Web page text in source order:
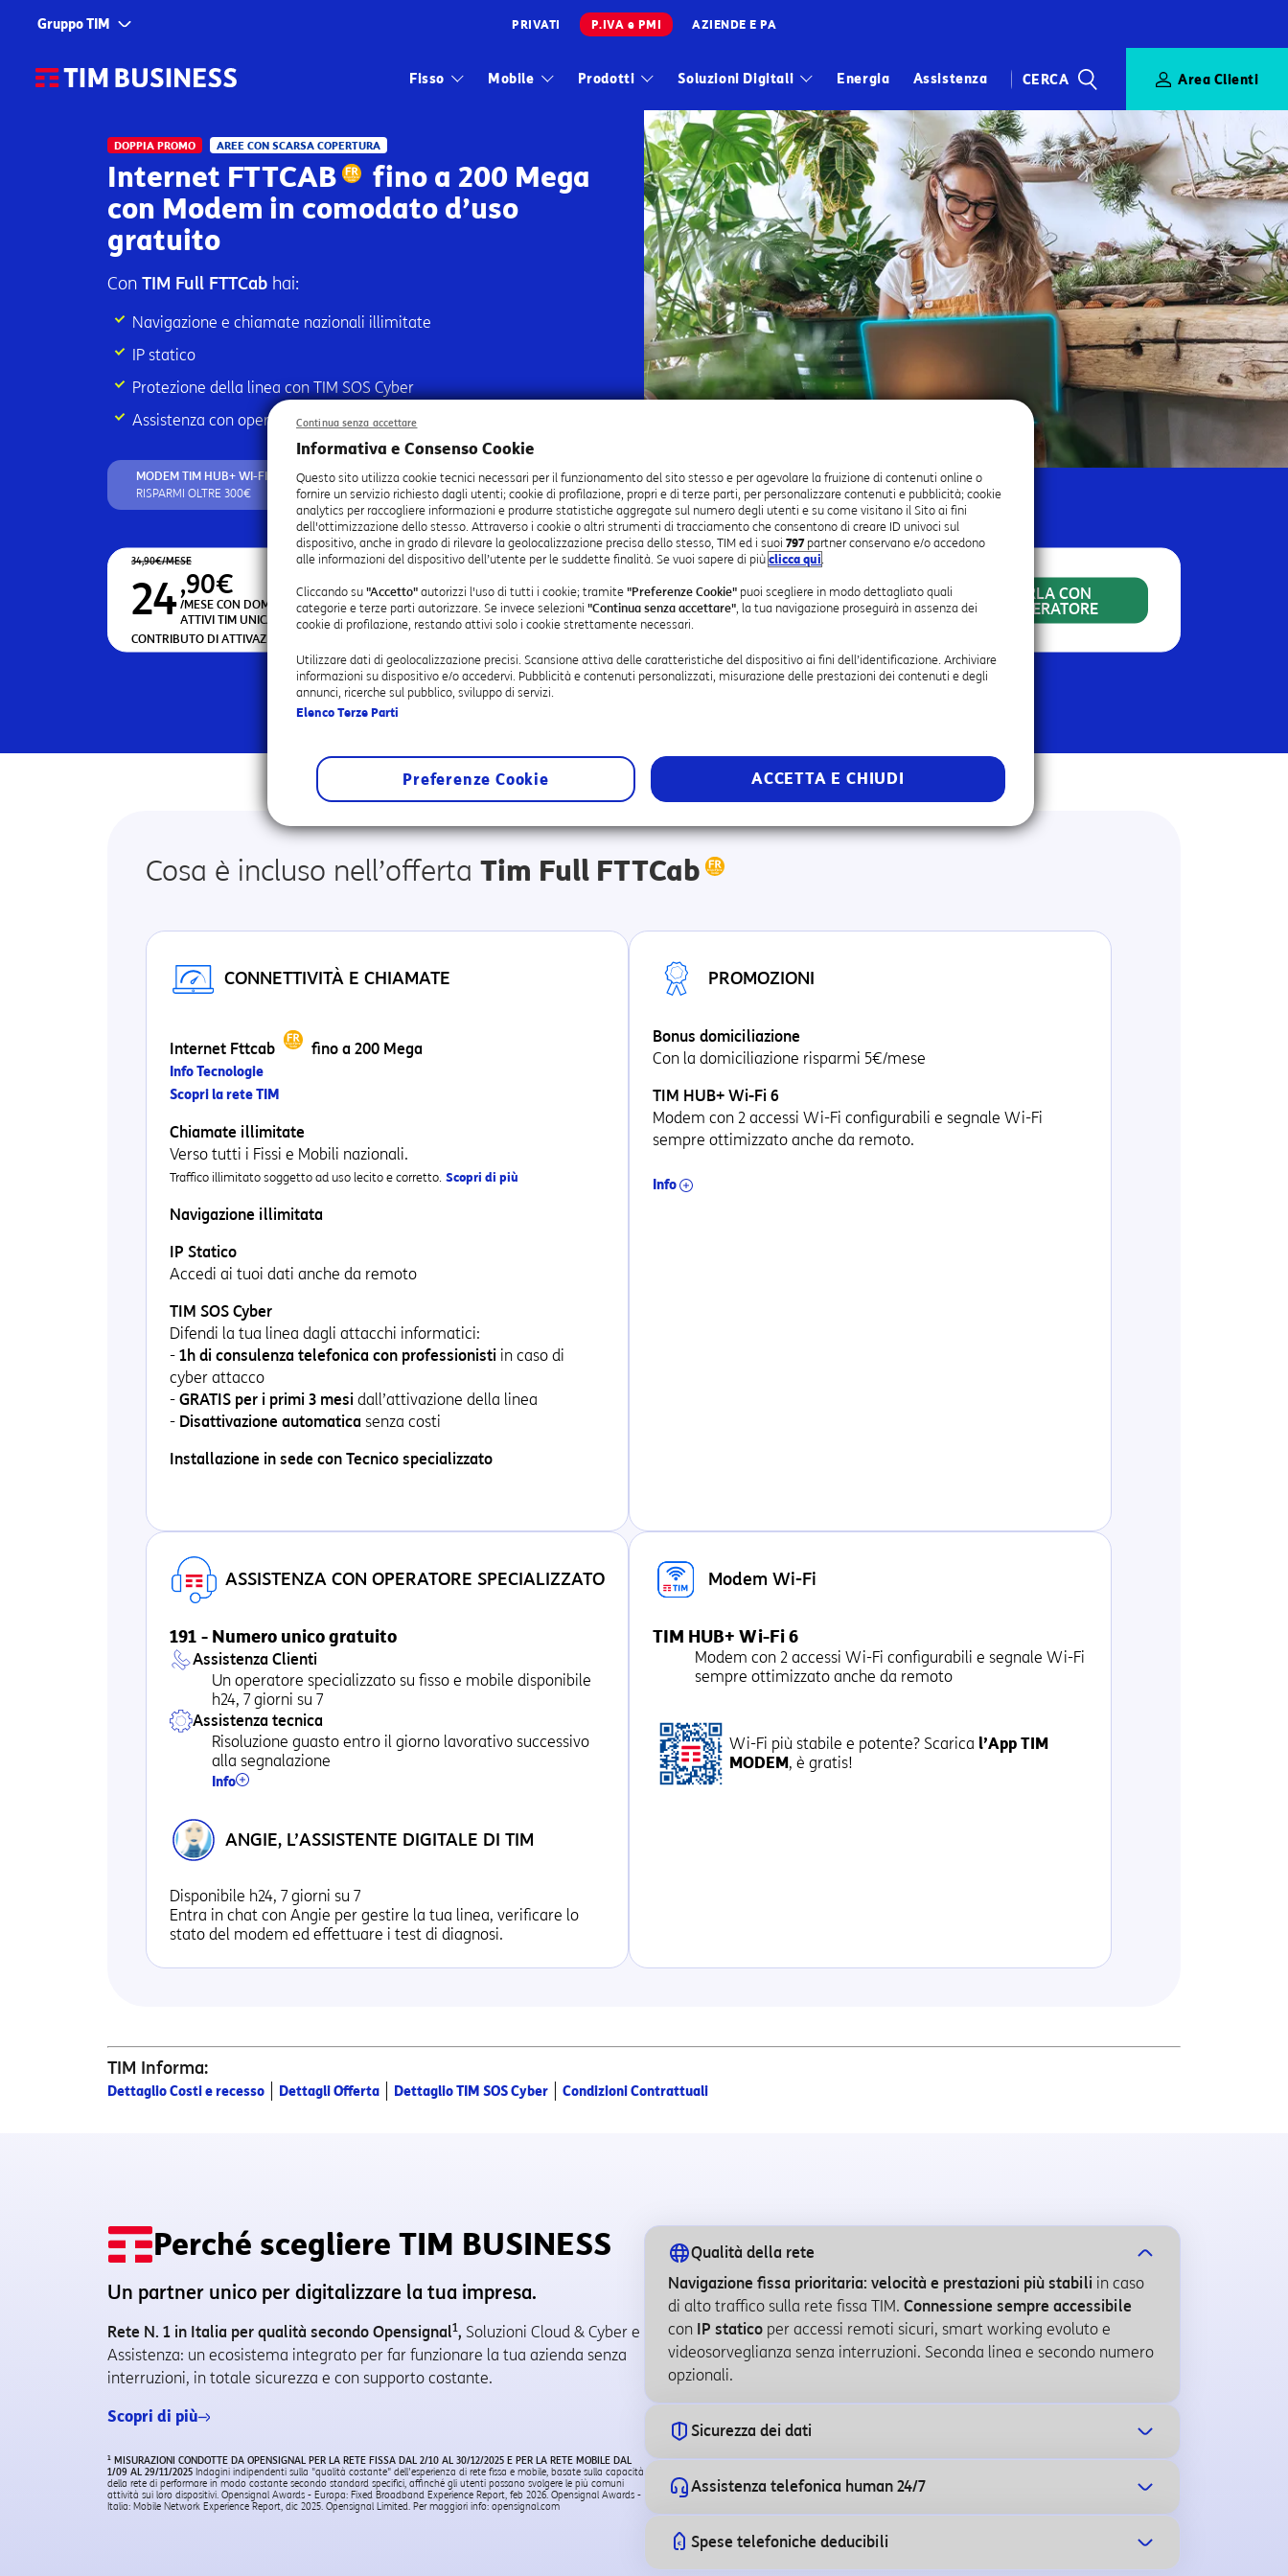
Gruppo TIM
Corporate
Fondazione TIM
Servizi
TIM Business
TIM Enterprise
PRIVATI P.IVA e PMI AZIENDE E PA
Fisso Mobile Prodotti Soluzioni Digitali Energia Assistenza CERCA Area Clienti
DOPPIA PROMO AREE CON SCARSA COPERTURA
Internet FTTCAB
fino a 200 Mega
con Modem in comodato d’uso
gratuito
Con TIM Full FTTCab hai:
Navigazione e chiamate nazionali illimitate
IP statico
Protezione della linea con TIM SOS Cyber
Assistenza con operatore specializzato
MODEM TIM HUB+ WI-FI 6 INCLUSO
RISPARMI OLTRE 300€
34,90€/MESE
24,90€
/MESE CON DOMICILIAZIONEE SE SEI CLIENTE MOBILE E ATTIVI TIM UNICA BUSINESS.E SE SEI CLIENTE MOBILE E
ATTIVI TIM UNICA BUSINESS.
CONTRIBUTO DI ATTIVAZIONE 5€/MESE PER 24 MESI (TOTALE 120€)
ACQUISTA
PARLA CON
L'OPERATORE
L’offerta può essere soggetta a limitazioni tecniche di velocità e geografiche. Verifica prima la copertura.
Cosa è incluso nell’offerta Tim Full FTTCab
CONNETTIVITÀ E CHIAMATE
Internet Fttcab fino a 200 Mega
Info Tecnologie
Scopri la rete TIM
Chiamate illimitate
Verso tutti i Fissi e Mobili nazionali.
Traffico illimitato soggetto ad uso lecito e corretto. Scopri di più
Navigazione illimitata
IP Statico
Accedi ai tuoi dati anche da remoto
TIM SOS Cyber
Difendi la tua linea dagli attacchi informatici:
- 1h di consulenza telefonica con professionisti in caso di
cyber attacco
- GRATIS per i primi 3 mesi dall’attivazione della linea
- Disattivazione automatica senza costi
Installazione in sede con Tecnico specializzato
PROMOZIONI
Bonus domiciliazione
Con la domiciliazione risparmi 5€/mese
TIM HUB+ Wi-Fi 6
Modem con 2 accessi Wi-Fi configurabili e segnale Wi-Fi
sempre ottimizzato anche da remoto.
Info
ASSISTENZA CON OPERATORE SPECIALIZZATO
191 - Numero unico gratuito
Assistenza Clienti
Un operatore specializzato su fisso e mobile disponibile
h24, 7 giorni su 7
Assistenza tecnica
Risoluzione guasto entro il giorno lavorativo successivo
alla segnalazione
Info
ANGIE, L’ASSISTENTE DIGITALE DI TIM
Disponibile h24, 7 giorni su 7
Entra in chat con Angie per gestire la tua linea, verificare lo
stato del modem ed effettuare i test di diagnosi.
Modem Wi-Fi
TIM HUB+ Wi-Fi 6
Modem con 2 accessi Wi-Fi configurabili e segnale Wi-Fi
sempre ottimizzato anche da remoto
Wi-Fi più stabile e potente? Scarica l’App TIM
MODEM, è gratis!
TIM Informa:
Dettaglio Costi e recesso Dettagli Offerta Dettaglio TIM SOS Cyber Condizioni Contrattuali
Perché scegliere TIM BUSINESS
Un partner unico per digitalizzare la tua impresa.
Rete N. 1 in Italia per qualità secondo Opensignal1, Soluzioni Cloud & Cyber e
Assistenza: un ecosistema integrato per far funzionare la tua azienda senza
interruzioni, in totale sicurezza e con supporto costante.
Scopri di più
1MISURAZIONI CONDOTTE DA OPENSIGNAL PER LA RETE FISSA DAL 2/10 AL 30/12/2025 E PER LA RETE MOBILE DAL
1/09 AL 29/11/2025Indagini indipendenti sulla "qualità costante" dell'esperienza di rete fissa e mobile, basate sulla capacità
della rete di performare in modo costante secondo standard specifici, affinché gli utenti possano svolgere le più comuni
attività sui loro dispositivi. Opensignal Awards - Europa: Fixed Broadband Experience Report, feb 2026. Opensignal Awards -
Italia: Mobile Network Experience Report, dic 2025. Opensignal Limited. Per maggiori info: opensignal.com
Qualità della rete
Navigazione fissa prioritaria: velocità e prestazioni più stabili in caso
di alto traffico sulla rete fissa TIM. Connessione sempre accessibile
con IP statico per accessi remoti sicuri, smart working evoluto e
videosorveglianza senza interruzioni. Seconda linea e secondo numero
opzionali.
Sicurezza dei dati
Assistenza telefonica human 24/7
Spese telefoniche deducibili
CERCA
LINK RAPIDI
Fibra fino a 2.5 Giga, chiamate illimitate e modem incluso
Smartphone Apple e Samsung con Protezione Kasko inclusa
Numero Verde e Numero Ripartito Business: la soluzione per attivare un Numero Verde
App TIM BUSINESS per gestire le tue linee
Segnala un problema tecnico sulla tua linea fissa
Informativa e Consenso Cookie
Questo sito utilizza cookie tecnici necessari per il funzionamento del sito stesso e per agevolare la fruizione di contenuti online o
fornire un servizio richiesto dagli utenti; cookie di profilazione, propri e di terze parti, per personalizzare contenuti e pubblicità; cookie
analytics per raccogliere informazioni e produrre statistiche aggregate sul numero degli utenti e su come visitano il Sito ai fini
dell'ottimizzazione dello stesso. Attraverso i cookie o altri strumenti di tracciamento che consentono di creare ID univoci sul
dispositivo, anche in grado di rilevare la geolocalizzazione precisa dello stesso, TIM ed i suoi 797partner conservano e/o accedono
alle informazioni del dispositivo dell’utente per le suddette finalità. Se vuoi sapere di più clicca qui.
Cliccando su "Accetto" autorizzi l'uso di tutti i cookie; tramite "Preferenze Cookie" puoi scegliere in modo dettagliato quali
categorie e terze parti autorizzare. Se invece selezioni "Continua senza accettare", la tua navigazione proseguirà in assenza dei
cookie di profilazione, restando attivi solo i cookie strettamente necessari.
Utilizzare dati di geolocalizzazione precisi. Scansione attiva delle caratteristiche del dispositivo ai fini dell’identificazione. Archiviare
informazioni su dispositivo e/o accedervi. Pubblicità e contenuti personalizzati, misurazione delle prestazioni dei contenuti e degli
annunci, ricerche sul pubblico, sviluppo di servizi.
Elenco Terze Parti
Preferenze Cookie ACCETTA E CHIUDI
Continua senza accettare